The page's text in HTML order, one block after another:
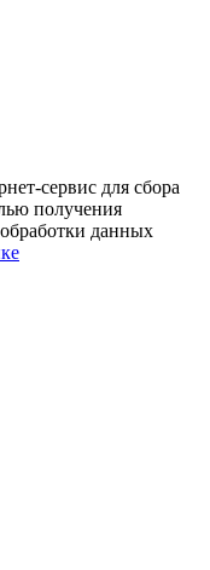
сервис для сбора
получения
данных